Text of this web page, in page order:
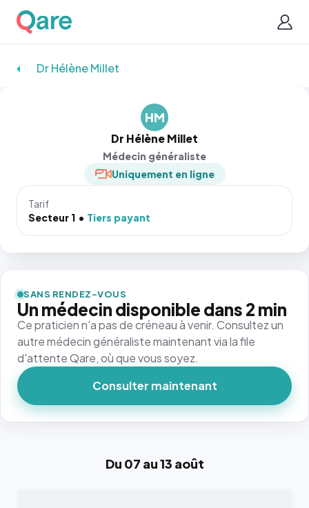
Dr Hélène Millet
HM
Dr Hélène Millet
Médecin généraliste
Uniquement en ligne
Tarif
Secteur 1
Tiers payant
Du 07 au 13 août
SANS RENDEZ-VOUS
Un médecin disponible dans 2 min
Ce praticien n'a pas de créneau à venir. Consultez un
autre médecin généraliste maintenant via la file
d'attente Qare, où que vous soyez.
Consulter maintenant